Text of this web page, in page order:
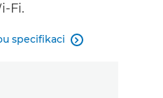
Fi.
specifikaci 